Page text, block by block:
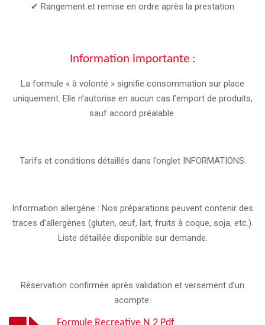
✔ Rangement et remise en ordre après la prestation
Information importante :
La formule « à volonté » signifie consommation sur place
uniquement. Elle n’autorise en aucun cas l’emport de produits,
sauf accord préalable.
Tarifs et conditions détaillés dans l’onglet INFORMATIONS.
Information allergène : Nos préparations peuvent contenir des
traces d’allergènes (gluten, œuf, lait, fruits à coque, soja, etc.).
Liste détaillée disponible sur demande.
Réservation confirmée après validation et versement d’un
acompte.
Formule Recreative N 2 Pdf